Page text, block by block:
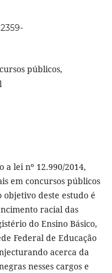
públicos,
lei nº 12.990/2014,
em concursos públicos
objetivo deste estudo é
racial das
do Ensino Básico,
Federal de Educação
acerca da
nesses cargos e